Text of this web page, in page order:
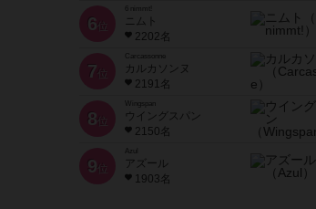
6 位
ニムト
2202名
7 位
Carcassonne
カルカソンヌ
2191名
8 位
Wingspan
ウイングスパン
2150名
9 位
Azul
アズール
1903名